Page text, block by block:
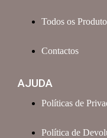
Todos os
Contactos
AJUDA
Políticas de
Política de